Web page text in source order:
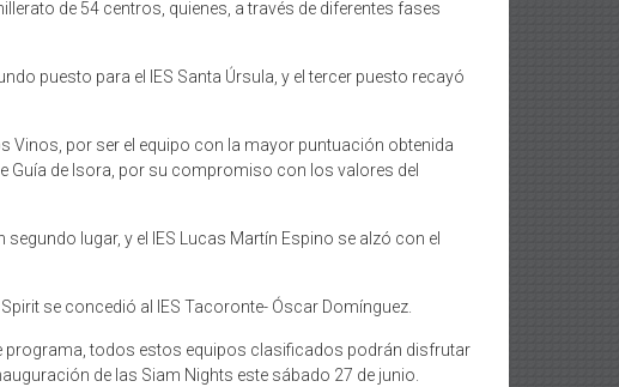
de 54 centros, quienes, a través de diferentes fases
puesto para el IES Santa Úrsula, y el tercer puesto recayó
Vinos, por ser el equipo con la mayor puntuación obtenida
Guía de Isora, por su compromiso con los valores del
lugar, y el IES Lucas Martín Espino se alzó con el
se concedió al IES Tacoronte- Óscar Domínguez.
programa, todos estos equipos clasificados podrán disfrutar
de las Siam Nights este sábado 27 de junio.